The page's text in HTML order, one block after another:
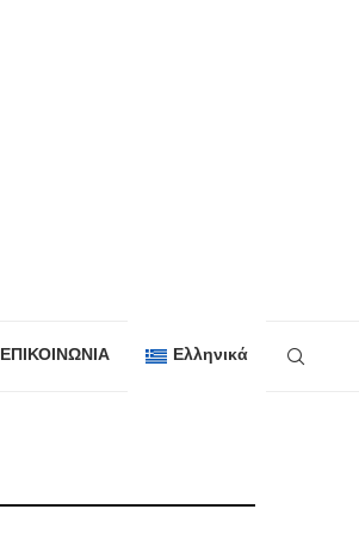
ΕΠΙΚΟΙΝΩΝΙΑ Ελληνικά